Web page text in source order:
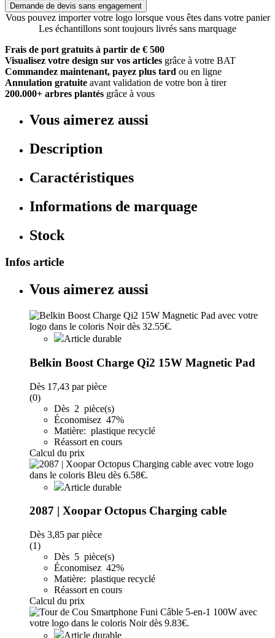
Demande de devis sans engagement
Vous pouvez importer votre logo lorsque vous êtes dans votre panier
Les échantillons sont toujours livrés sans marquage
Frais de port gratuits à partir de € 500
Visualisez votre design sur vos articles grâce à votre BAT
Commandez maintenant, payez plus tard ou en ligne
Annulation gratuite avant validation de votre bon à tirer
200.000+ arbres plantés grâce à vous
Vous aimerez aussi
Description
Caractéristiques
Informations de marquage
Stock
Infos article
Vous aimerez aussi
Article durable
Belkin Boost Charge Qi2 15W Magnetic Pad
Dès 17,43 par pièce
(0)
Dès 2 pièce(s)
Économisez 47%
Matière: plastique recyclé
Réassort en cours
Calcul du prix
Article durable
2087 | Xoopar Octopus Charging cable
Dès 3,85 par pièce
(1)
Dès 5 pièce(s)
Économisez 42%
Matière: plastique recyclé
Réassort en cours
Calcul du prix
Article durable